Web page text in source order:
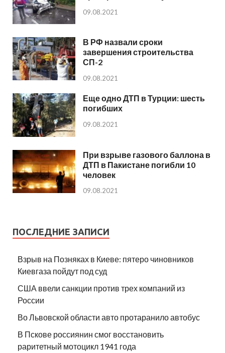
09.08.2021
В РФ назвали сроки
завершения строительства
СП-2
09.08.2021
Еще одно ДТП в Турции: шесть
погибших
09.08.2021
При взрыве газового баллона в
ДТП в Пакистане погибли 10
человек
09.08.2021
ПОСЛЕДНИЕ ЗАПИСИ
Взрыв на Позняках в Киеве: пятеро чиновников
Киевгаза пойдут под суд
США ввели санкции против трех компаний из
России
Во Львовской области авто протаранило автобус
В Пскове россиянин смог восстановить
раритетный мотоцикл 1941 года